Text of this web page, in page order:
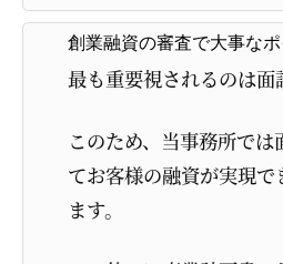
創業融資の審査で大事な
最も重要視されるのは面
このため、当事務所で
てお客様の融資が実現
ます。